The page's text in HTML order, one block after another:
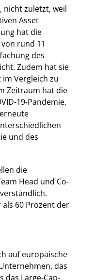
nicht zuletzt, weil
Asset
hat die
rund 11
des
Zudem hat sie
Vergleich zu
Zeitraum hat die
19-Pandemie,
und des
die
Head und Co-
als 60 Prozent der
auf europäische
das
Large-Cap-